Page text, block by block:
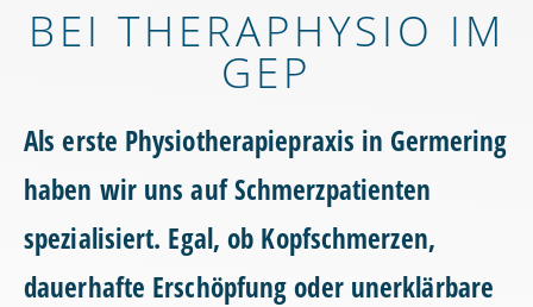
BEI THERAPHYSIO IM
GEP
Als erste Physiotherapiepraxis in Germering
haben wir uns aufSchmerzpatienten
spezialisiert. Egal, ob Kopfschmerzen,
dauerhafte Erschöpfung oder unerklärbare